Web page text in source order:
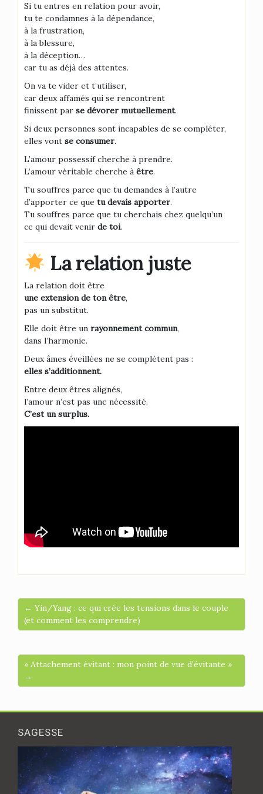
Si tu entres en relation pour avoir,
tu te condamnes à la dépendance,
à la frustration,
à la blessure,
à la déception…
car tu as déjà des attentes.
On va te vider et t’utiliser,
car deux affamés qui se rencontrent
finissent par se dévorer mutuellement.
Si deux personnes sont incapables de se compléter,
elles vont se consumer.
L’amour possessif cherche à prendre.
L’amour véritable cherche à être.
Tu souffres parce que tu demandes à l’autre
d’apporter ce que tu devais apporter.
Tu souffres parce que tu cherchais chez quelqu’un
ce qui devait venir de toi.
La relation juste
La relation doit être
une extension de ton être,
pas un substitut.
Elle doit être un rayonnement commun,
dans l’harmonie.
Deux âmes éveillées ne se complètent pas :
elles s’additionnent.
Entre deux êtres alignés,
l’amour n’est pas une nécessité.
C’est un surplus.
← Yin/Yang : ce qui crée les tensions dans le couple
(et comment les comprendre)
« Attachement évitant : mon point de vue d’évitante »
→
SAGESSE